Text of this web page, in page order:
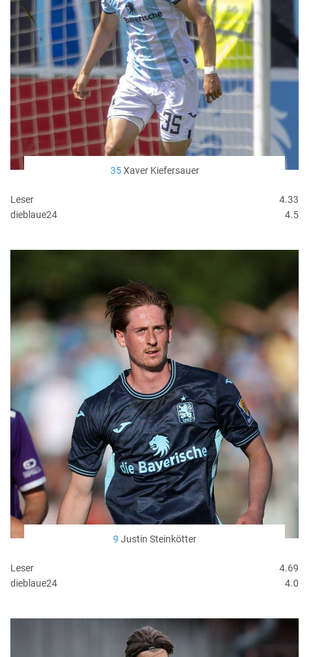
35Xaver Kiefersauer
Leser
4.33
dieblaue24
4.5
9 Justin Steinkötter
Leser
4.69
dieblaue24
4.0